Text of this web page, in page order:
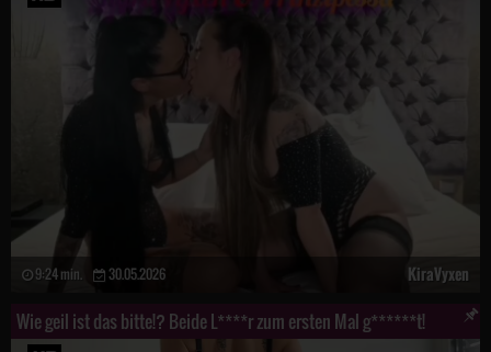
9:24 min. 30.05.2026 KiraVyxen
Wie geil ist das bitte!? Beide L****r zum ersten Mal g******t!